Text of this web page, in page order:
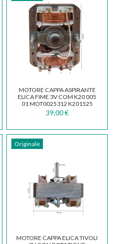
MOTORE CAPPA ASPIRANTE
ELICA FIME 3V COM K20 005
01 MOT0025312 K201525
39,00 €
Originale
MOTORE CAPPA ELICA TIVOLI